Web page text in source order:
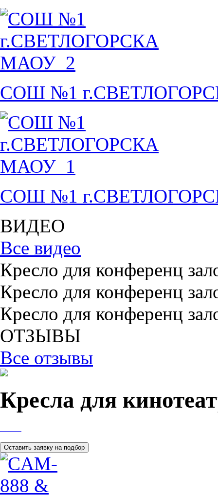
СОШ №1
СОШ №1
ВИДЕО
Все видео
Кресло для конференц
Кресло для конференц
Кресло для конференц
ОТЗЫВЫ
Все отзывы
Кресла для